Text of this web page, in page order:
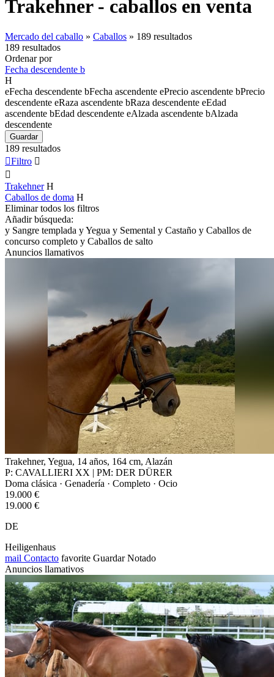
Trakehner - caballos en venta
Mercado del caballo » Caballos » 189 resultados
189 resultados
Ordenar por
Fecha descendente b
H
eFecha descendente bFecha ascendente ePrecio ascendente bPrecio
descendente eRaza ascendente bRaza descendente eEdad
ascendente bEdad descendente eAlzada ascendente bAlzada
descendente
Guardar
189 resultados
Filtro 

Trakehner H
Caballos de doma H
Eliminar todos los filtros
Añadir búsqueda:
y Sangre templada yYegua y Semental y Castaño y Caballos de
concurso completo y Caballos de salto
Anuncios llamativos
Trakehner, Yegua, 14 años, 164 cm, Alazán
P: CAVALLIERI XX | PM: DER DÜRER
Doma clásica · Genadería · Completo · Ocio
19.000 €
19.000 €
DE
Heiligenhaus
mail Contacto favorite Guardar Notado
Anuncios llamativos